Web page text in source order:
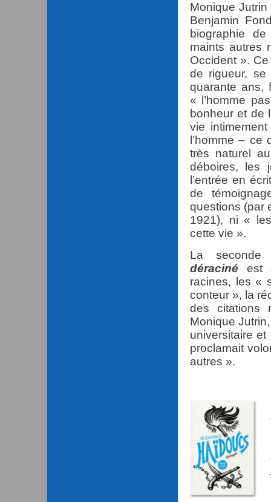
Monique
Benjamin
biographie
maints autres
Occident ».
de rigueur, se
quarante ans,
« l’homme
bonheur et de
vie
l’homme –
très naturel
déboires, les
l’entrée en
de
questions (par
1921), ni «
cette vie ».
La
déraciné est
racines, les «
conteur », la
des citations
Monique
universitaire
proclamait
autres ».